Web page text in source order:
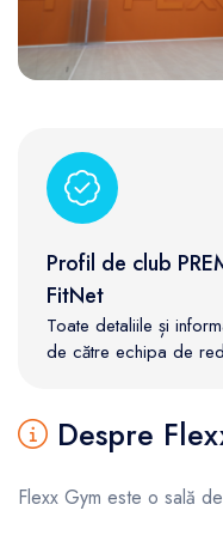
Profil de club
FitNet
Toate detaliile și
de către echipa de
Despre
Flexx Gym este o sală